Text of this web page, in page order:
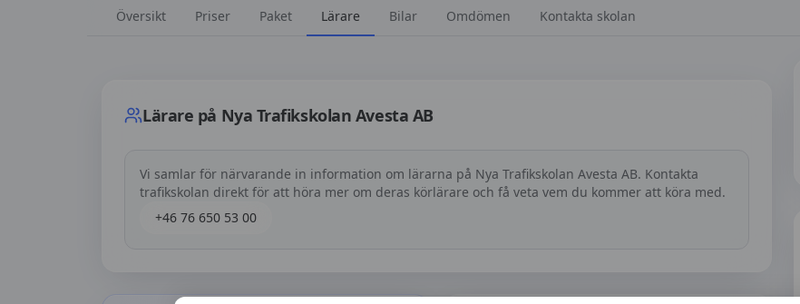
Översikt Priser Paket Lärare Bilar Omdömen Kontakta skolan
Lärare på Nya Trafikskolan Avesta AB
Vi samlar för närvarande in information om lärarna på Nya Trafikskolan Avesta AB. Kontakta
trafikskolan direkt för att höra mer om deras körlärare och få veta vem du kommer att köra med.
+46 76 650 53 00